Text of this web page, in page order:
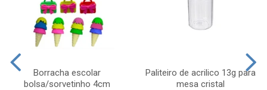
Borracha escolar
bolsa/sorvetinho 4cm
Paliteiro de acrilico 13g para
mesa cristal